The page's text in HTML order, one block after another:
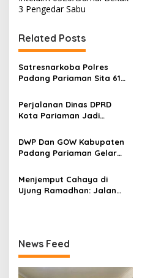
i
a
s
i
o
3 Pengedar Sabu
Related Posts
Satresnarkoba Polres
Padang Pariaman Sita 61
Orang Tua Pelaku
Perjalanan Dinas DPRD
Kota Pariaman Jadi
Efisiensi Anggaran.
DWP Dan GOW Kabupaten
Padang Pariaman Gelar
Kampung Nelayan Merah
Putih Ketaping
Menjemput Cahaya di
Ujung Ramadhan: Jalan
News Feed